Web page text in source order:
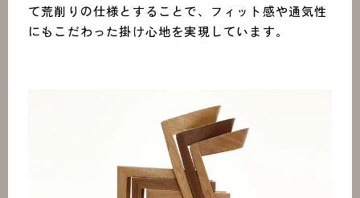
て荒削りの仕様とすることで、フィット感や通気性
にもこだわった掛け心地を実現しています。